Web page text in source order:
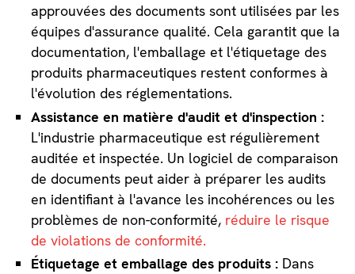
approuvées des documents sont utilisées par les
équipes d'assurance qualité. Cela garantit que la
documentation, l'emballage et l'étiquetage des
produits pharmaceutiques restent conformes à
l'évolution des réglementations.
Assistance en matière d'audit et d'inspection :
L'industrie pharmaceutique est régulièrement
auditée et inspectée. Un logiciel de comparaison
de documents peut aider à préparer les audits
en identifiant à l'avance les incohérences ou les
problèmes de non-conformité, réduire le risque
de violations de conformité.
Étiquetage et emballage des produits : Dans